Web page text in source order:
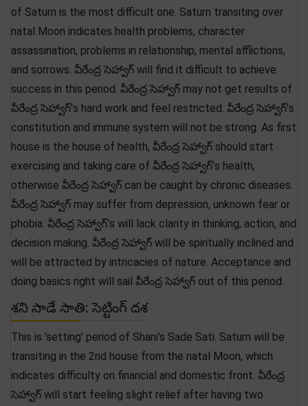
of Saturn is the most difficult one. Saturn transiting over
natal Moon indicates health problems, character
assassination, problems in relationship, mental afflictions,
and sorrows. వీరేంద్ర సెహ్వాగ్ will find it difficult to achieve
success in this period. వీరేంద్ర సెహ్వాగ్ may not get results of
వీరేంద్ర సెహ్వాగ్'s hard work and feel restricted. వీరేంద్ర సెహ్వాగ్'s
constitution and immune system will not be strong. As first
house is the house of health, వీరేంద్ర సెహ్వాగ్ should start
exercising and taking care of వీరేంద్ర సెహ్వాగ్'s health,
otherwise వీరేంద్ర సెహ్వాగ్ can be caught by chronic diseases.
వీరేంద్ర సెహ్వాగ్ may suffer from depression, unknown fear or
phobia. వీరేంద్ర సెహ్వాగ్'s will lack clarity in thinking, action, and
decision making. వీరేంద్ర సెహ్వాగ్ will be spiritually inclined and
will be attracted by intricacies of nature. Acceptance and
doing basics right will sail వీరేంద్ర సెహ్వాగ్ out of this period.
శని సాడే సాతి: సెట్టింగ్ దశ
This is 'setting' period of Shani's Sade Sati. Saturn will be
transiting in the 2nd house from the natal Moon, which
indicates difficulty on financial and domestic front. వీరేంద్ర
సెహ్వాగ్ will start feeling slight relief after having two